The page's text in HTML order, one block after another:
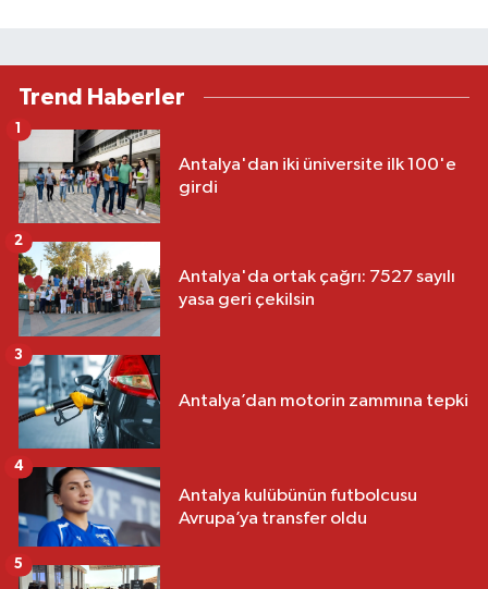
Trend Haberler
Antalya'dan iki üniversite ilk 100'e
girdi
Antalya'da ortak çağrı: 7527 sayılı
yasa geri çekilsin
2
Antalya’dan motorin zammına tepki
3
Antalya kulübünün futbolcusu
Avrupa’ya transfer oldu
4
5